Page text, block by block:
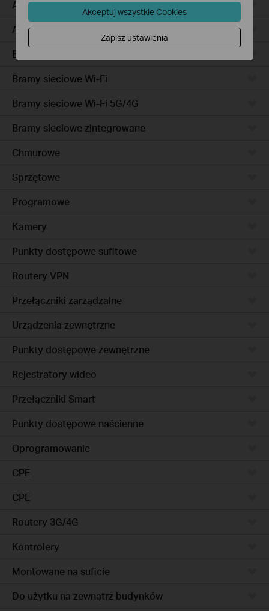
Access Pro
Access
Bramy sieciowe przewodowe
Bramy sieciowe Wi-Fi
Bramy sieciowe Wi-Fi 5G/4G
Bramy sieciowe zintegrowane
Chmurowe
Sprzętowe
Programowe
Kamery
Punkty dostępowe sufitowe
Routery VPN
Przełączniki zarządzalne
Urządzenia zewnętrzne
Punkty dostępowe zewnętrzne
Rejestratory wideo
Przełączniki Smart
Punkty dostępowe naścienne
Oprogramowanie
CPE
CPE
Routery 3G/4G
Kontrolery
Montowane na suficie
Do użytku na zewnątrz budynków
Akceptuj wszystkie Cookies
Zapisz ustawienia